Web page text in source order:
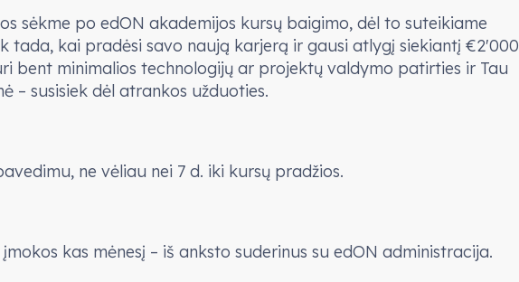
sėkme po edON akademijos kursų baigimo, dėl to suteikiame
tada, kai pradėsi savo naują karjerą ir gausi atlygį siekiantį €2'000
bent minimalios technologijų ar projektų valdymo patirties ir Tau
– susisiek dėl atrankos užduoties.
ne vėliau nei 7 d. iki kursų pradžios.
kas mėnesį – iš anksto suderinus su edON administracija.